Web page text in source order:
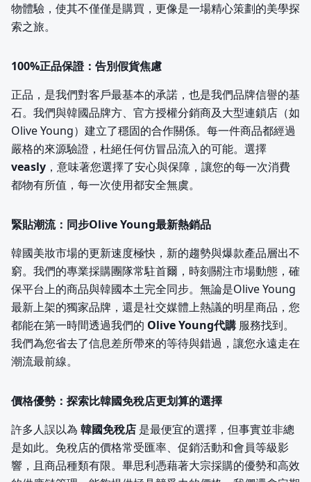
物體驗，使其不僅僅是購買，更像是一場精心策劃的美學探
索之旅。
100%正品保證：告別假貨焦慮
正品，是我們對客戶最基本的承諾，也是我們品牌信譽的基
石。我們與韓國品牌方、官方授權分銷商及大型連鎖店（如
Olive Young）建立了穩固的合作關係。每一件商品都經過
嚴格的來源驗證，杜絕任何仿冒品流入的可能。選擇
veasly ，意味著您選擇了安心與保障，讓您的每一次消費
都物有所值，每一次使用都安全無虞。
緊貼潮流：同步Olive Young最新熱銷品
韓國美妝市場的更新速度極快，新的趨勢與爆款產品層出不
窮。我們的專業採購團隊常駐首爾，時刻關注市場動態，確
保平台上的商品與韓國本土完全同步。無論是Olive Young
最新上架的獨家品牌，還是社交媒體上熱議的明星商品，您
都能在第一時間透過我們的 Olive Young代購 服務找到。
我們為您省去了信息差所帶來的等待與錯過，讓您永遠走在
潮流最前線。
價格優勢：探索比韓國免稅店更划算的選擇
許多人誤以為 韓國免稅店 是最便宜的選擇，但事實並非總
是如此。免稅店的價格常受匯率、促銷活動和會員等級影
響，且商品種類有限。畢思利憑藉著大宗採購的優勢和高效